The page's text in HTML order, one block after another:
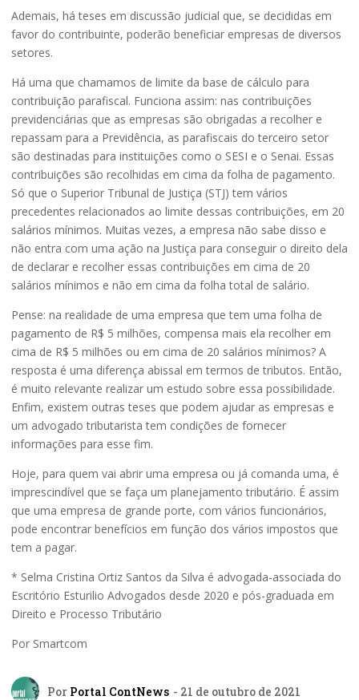
Ademais, há teses em discussão judicial que, se decididas em
favor do contribuinte, poderão beneficiar empresas de diversos
setores.
Há uma que chamamos de limite da base de cálculo para
contribuição parafiscal. Funciona assim: nas contribuições
previdenciárias que as empresas são obrigadas a recolher e
repassam para a Previdência, as parafiscais do terceiro setor
são destinadas para instituições como o SESI e o Senai. Essas
contribuições são recolhidas em cima da folha de pagamento.
Só que o Superior Tribunal de Justiça (STJ) tem vários
precedentes relacionados ao limite dessas contribuições, em 20
salários mínimos. Muitas vezes, a empresa não sabe disso e
não entra com uma ação na Justiça para conseguir o direito dela
de declarar e recolher essas contribuições em cima de 20
salários mínimos e não em cima da folha total de salário.
Pense: na realidade de uma empresa que tem uma folha de
pagamento de R$ 5 milhões, compensa mais ela recolher em
cima de R$ 5 milhões ou em cima de 20 salários mínimos? A
resposta é uma diferença abissal em termos de tributos. Então,
é muito relevante realizar um estudo sobre essa possibilidade.
Enfim, existem outras teses que podem ajudar as empresas e
um advogado tributarista tem condições de fornecer
informações para esse fim.
Hoje, para quem vai abrir uma empresa ou já comanda uma, é
imprescindível que se faça um planejamento tributário. É assim
que uma empresa de grande porte, com vários funcionários,
pode encontrar benefícios em função dos vários impostos que
tem a pagar.
* Selma Cristina Ortiz Santos da Silva é advogada-associada do
Escritório Esturilio Advogados desde 2020 e pós-graduada em
Direito e Processo Tributário
Por Smartcom
Por Portal ContNews - 21 de outubro de 2021